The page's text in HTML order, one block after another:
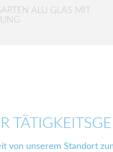
ALU GLAS MIT
von unserem Standort